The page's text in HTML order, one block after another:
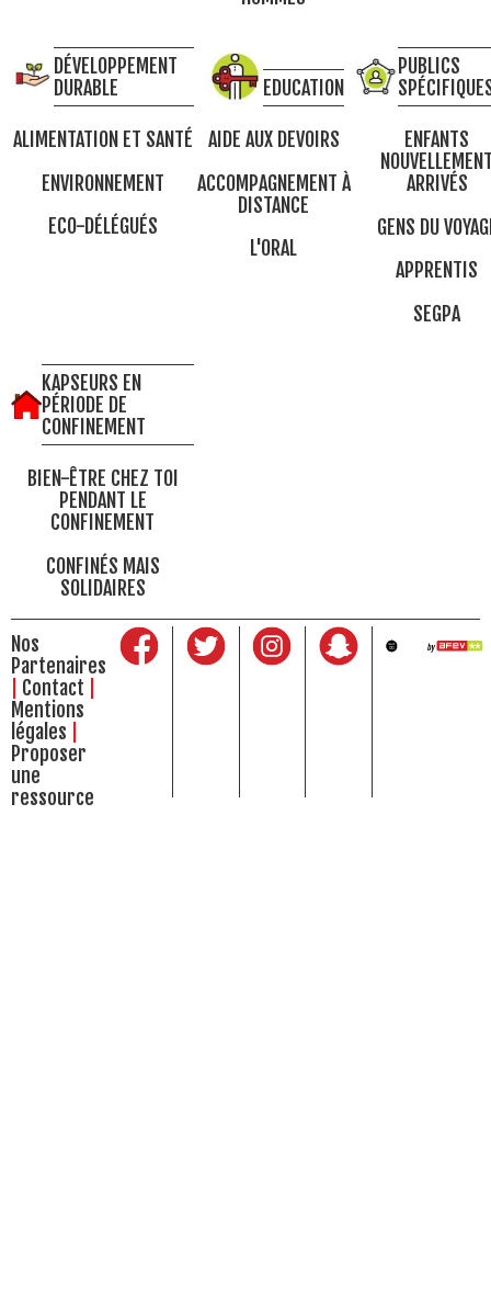
DÉVELOPPEMENT
DURABLE
ALIMENTATION ET SANTÉ
ENVIRONNEMENT
ECO-DÉLÉGUÉS
EDUCATION
AIDE AUX DEVOIRS
ACCOMPAGNEMENT À
DISTANCE
L'ORAL
PUBLICS
ENFANTS
ARRIVÉS
GENS DU
APPRENTIS
SEGPA
KAPSEURS EN
PÉRIODE DE
CONFINEMENT
BIEN-ÊTRE CHEZ TOI
PENDANT LE
CONFINEMENT
CONFINÉS MAIS
SOLIDAIRES
Nos
Partenaires
Contact
Mentions
légales
Proposer
une
ressource